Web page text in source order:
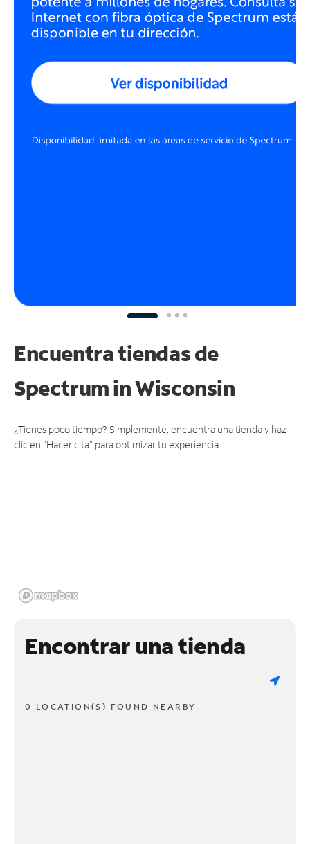
Encuentra tiendas de
Spectrumin Wisconsin
¿Tienes poco tiempo? Simplemente, encuentra una tienda y haz
clic en "Hacer cita" para optimizar tu experiencia.
Encontrar una tienda
0 LOCATION(S) FOUND NEARBY